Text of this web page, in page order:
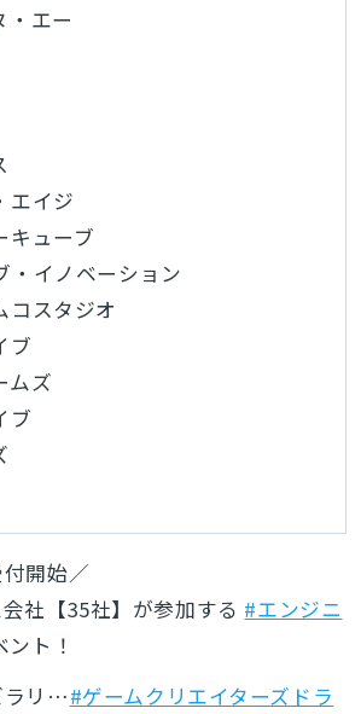
・エー
エイジ
キューブ
・イノベーション
コスタジオ
ブ
ムズ
ブ
開始／
社【35社】が参加する #エンジニ
ト！
ラリ…#ゲームクリエイターズドラ